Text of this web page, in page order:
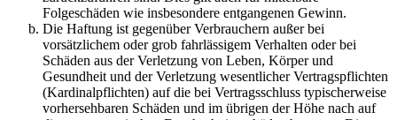
Folgeschäden wie insbesondere entgangenen Gewinn.
Die Haftung ist gegenüber Verbrauchern außer bei
vorsätzlichem oder grob fahrlässigem Verhalten oder bei
Schäden aus der Verletzung von Leben, Körper und
Gesundheit und der Verletzung wesentlicher Vertragspflichten
(Kardinalpflichten) auf die bei Vertragsschluss typischerweise
vorhersehbaren Schäden und im übrigen der Höhe nach auf